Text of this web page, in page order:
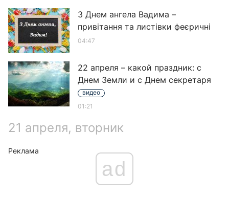
З Днем ангела Вадима –
привітання та листівки феєричні
04:47
22 апреля – какой праздник: с
Днем Земли и с Днем секретаря
видео
01:21
21 апреля, вторник
Реклама
ad